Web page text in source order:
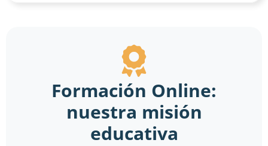
Formación Online:
nuestra misión
educativa